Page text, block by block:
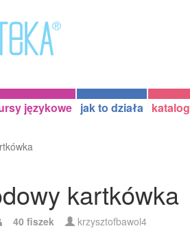
językowe jak to działa katalog
kartkówka
40 fiszek krzysztofbawol4